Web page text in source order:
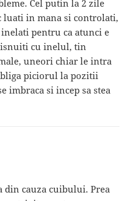
Cel putin la 2 zile
in mana si controlati,
pentru ca atunci e
cu inelul, tin
uneori chiar le intra
piciorul la pozitii
imbraca si incep sa stea
din cauza cuibului. Prea